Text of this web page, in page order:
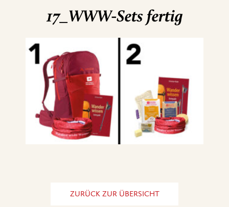
17_WWW-Sets fertig
ZURÜCK ZUR ÜBERSICHT